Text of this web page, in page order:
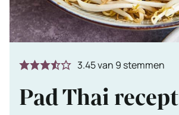
3.45van 9 stemmen
Pad Thai recept